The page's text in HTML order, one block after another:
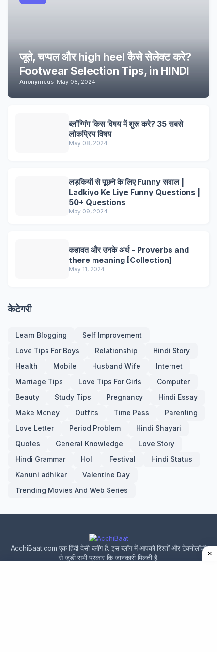
जूते, चप्पल और high heel कैसे सेलेक्ट करे?
Footwear Selection Tips, in HINDI
Anonymous-May 08, 2024
ब्लॉग्गिंग किस विषय में शुरू करे? 35 सबसे
लोकप्रिय विषय
May 08, 2024
लड़कियों से पूछने के लिए Funny सवाल |
Ladkiyo Ke Liye Funny Questions |
50+ Questions
May 09, 2024
कहावत और उनके अर्थ - Proverbs and
there meaning [Collection]
May 11, 2024
केटेगरी
Learn Blogging
Self Improvement
Love Tips For Boys
Relationship
Hindi Story
Health
Mobile Husband Wife
Internet
Marriage Tips
Love Tips For Girls
Computer
Beauty
Study Tips Pregnancy
Hindi Essay
Make Money
Outfits Time Pass
Parenting
Love Letter
Period Problem
Hindi Shayari
Quotes
General Knowledge
Love Story
Hindi Grammar
Holi Festival
Hindi Status
Kanuni adhikar
Valentine Day
Trending Movies And Web Series
AcchiBaat.com एक हिंदी देसी ब्लॉग है. इस ब्लॉग में आपको रिश्तों और टेक्नोलॉजी
से जुड़ी सभी प्रकार कि जानकारी मिलती है.